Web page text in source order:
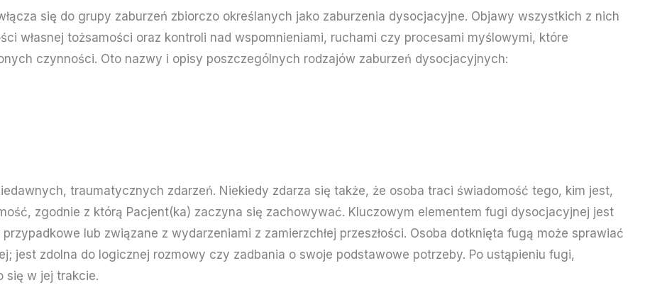
się do grupy zaburzeń zbiorczo określanych jako zaburzenia dysocjacyjne. Objawy wszystkich z nich
własnej tożsamości oraz kontroli nad wspomnieniami, ruchami czy procesami myślowymi, które
czynności. Oto nazwy i opisy poszczególnych rodzajów zaburzeń dysocjacyjnych:
traumatycznych zdarzeń. Niekiedy zdarza się także, że osoba traci świadomość tego, kim jest,
zgodnie z którą Pacjent(ka) zaczyna się zachowywać. Kluczowym elementem fugi dysocjacyjnej jest
lub związane z wydarzeniami z zamierzchłej przeszłości. Osoba dotknięta fugą może sprawiać
jest zdolna do logicznej rozmowy czy zadbania o swoje podstawowe potrzeby. Po ustąpieniu fugi,
się w jej trakcie.